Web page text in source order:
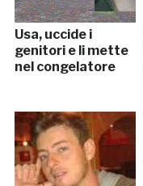
Usa, uccide i
genitori e li mette
nel congelatore